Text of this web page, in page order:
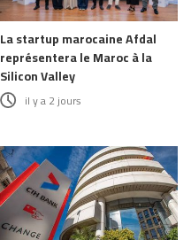
La startup marocaine Afdal
représentera le Maroc à la
Silicon Valley
il y a 2 jours